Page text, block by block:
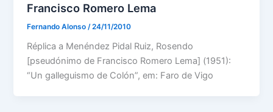
Francisco Romero Lema
Fernando Alonso /24/11/2010
Réplica a Menéndez Pidal Ruiz, Rosendo
[pseudónimo de Francisco Romero Lema] (1951):
“Un galleguismo de Colón”, em: Faro de Vigo